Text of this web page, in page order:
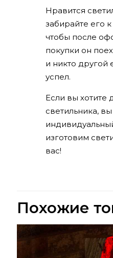
Нравится
забирайте его
чтобы после
покупки он
и никто другой
успел.
Если вы хотите
светильника,
изготовим
вас!
Похожие